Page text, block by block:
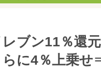
ブン11％還
に4％上乗